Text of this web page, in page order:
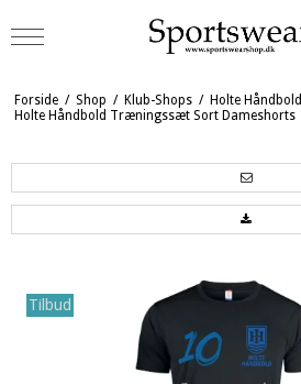
Forside / Shop / Klub-Shops / Holte Håndbold
Holte Håndbold Træningssæt Sort Dameshorts
Tilbud